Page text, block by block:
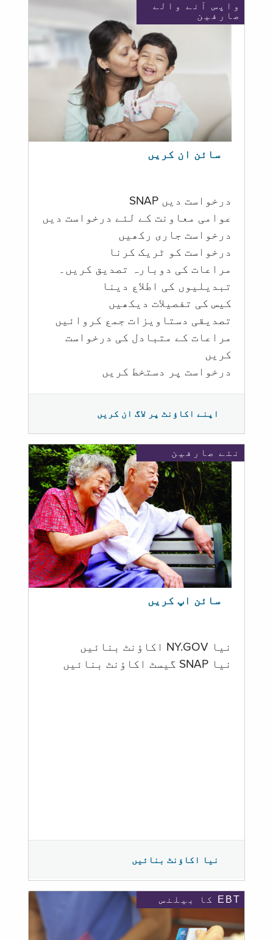
واپس آنے والے
صارفین
سائن ان کریں
درخواست دیں SNAP
عوامی معاونت کے لئے درخواست دیں
درخواست جاری رکھیں
درخواست کو ٹریک کرنا
مراعات کی دوبارہ تصدیق کریں۔
تبدیلیوں کی اطلاع دینا
کیس کی تفصیلات دیکھیں
تصدیقی دستاویزات جمع کروائیں
مراعات کے متبادل کی درخواست
کریں
درخواست پر دستخط کریں
اپنے اکاؤنٹ پر لاگ ان کریں
نئے صارفین
سائن اپ کریں
نیا NY.GOV اکاؤنٹ بنائیں
نیا SNAP گیسٹ اکاؤنٹ بنائیں
نیا اکاؤنٹ بنائیں
EBT کا بیلنس